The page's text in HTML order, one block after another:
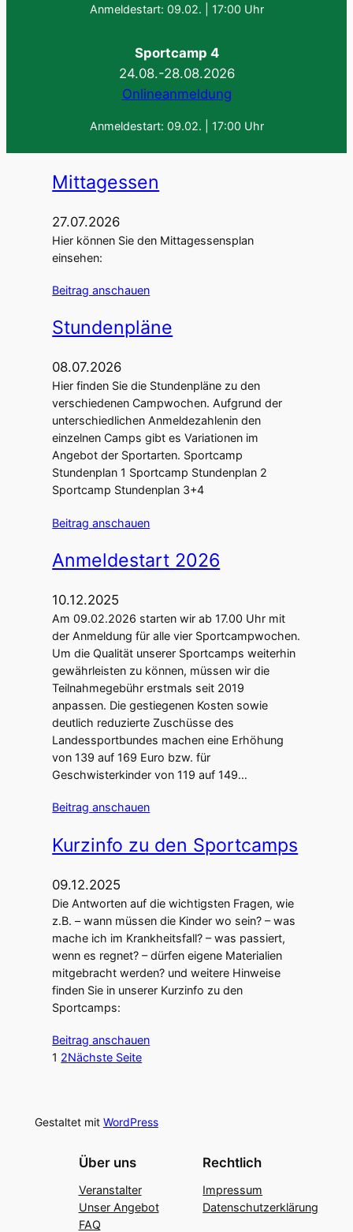
Anmeldestart: 09.02. | 17:00 Uhr
Sportcamp 4
24.08.-28.08.2026
Onlineanmeldung
Anmeldestart: 09.02. | 17:00 Uhr
Mittagessen
27.07.2026
Hier können Sie den Mittagessensplan
einsehen:
Beitrag anschauen
Stundenpläne
08.07.2026
Hier finden Sie die Stundenpläne zu den
verschiedenen Campwochen. Aufgrund der
unterschiedlichen Anmeldezahlenin den
einzelnen Camps gibt es Variationen im
Angebot der Sportarten. Sportcamp
Stundenplan 1 Sportcamp Stundenplan 2
Sportcamp Stundenplan 3+4
Beitrag anschauen
Anmeldestart 2026
10.12.2025
Am 09.02.2026 starten wir ab 17.00 Uhr mit
der Anmeldung für alle vier Sportcampwochen.
Um die Qualität unserer Sportcamps weiterhin
gewährleisten zu können, müssen wir die
Teilnahmegebühr erstmals seit 2019
anpassen. Die gestiegenen Kosten sowie
deutlich reduzierte Zuschüsse des
Landessportbundes machen eine Erhöhung
von 139 auf 169 Euro bzw. für
Geschwisterkinder von 119 auf 149…
Beitrag anschauen
Kurzinfo zu den Sportcamps
09.12.2025
Die Antworten auf die wichtigsten Fragen, wie
z.B. – wann müssen die Kinder wo sein? – was
mache ich im Krankheitsfall? – was passiert,
wenn es regnet? – dürfen eigene Materialien
mitgebracht werden? und weitere Hinweise
finden Sie in unserer Kurzinfo zu den
Sportcamps:
Beitrag anschauen
1 2Nächste Seite
Gestaltet mit WordPress
Über uns
Veranstalter
Unser Angebot
FAQ
Rechtlich
Impressum
Datenschutzerklärung